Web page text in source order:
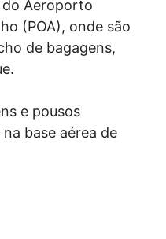
do Aeroporto
(POA), onde são
de bagagens,
e pousos
base aérea de